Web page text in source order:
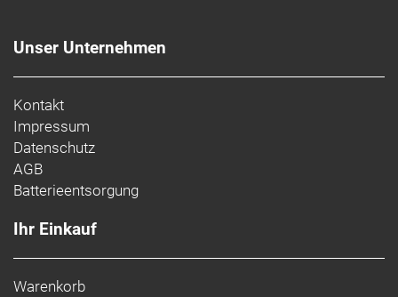
Unser Unternehmen
Kontakt
Impressum
Datenschutz
AGB
Batterieentsorgung
Ihr Einkauf
Warenkorb